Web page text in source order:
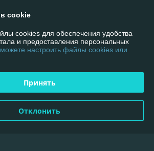
cookies
cookie
cookies для обеспечения удобства
и предоставления персональных
настроить файлы cookies или
Принять
Отклонить